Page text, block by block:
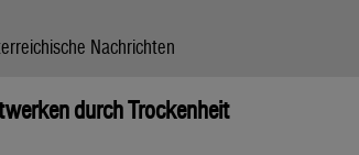
Nachrichten
durch Trockenheit